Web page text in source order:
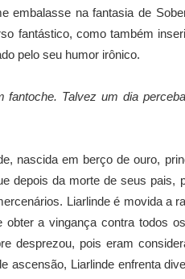
embalasse na fantasia de
fantástico, como também
pelo seu humor irônico.
Talvez um dia
nascida em berço de ouro,
depois da morte de seus pais,
Liarlinde é movida a
obter a vingança contra todos
desprezou, pois eram
ascensão, Liarlinde enfrenta